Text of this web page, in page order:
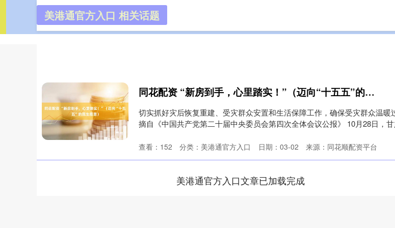
美港通官方入口 相关话题
同花配资 “新房到手，心里踏实！”（迈向“十五五”的民生图景）
切实抓好灾后恢复重建、受灾群众安置和生活保障工作，确保受灾群众温
摘自《中国共产党第二十届中央委员会第四次全体会议公报》 10月28日，
日期：03-02 来源：同花顺配资平台
查看： 152 分类： 美港通官方入口
美港通官方入口文章已加载完成